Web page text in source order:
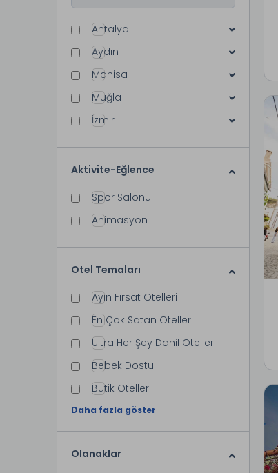
Antalya
Aydın
Manisa
Muğla
İzmir
Aktivite-Eğlence
Spor Salonu
Animasyon
Otel Temaları
Ayın Fırsat Otelleri
En Çok Satan Oteller
Ultra Her Şey Dahil Oteller
Bebek Dostu
Butik Oteller
Daha fazla göster
Olanaklar